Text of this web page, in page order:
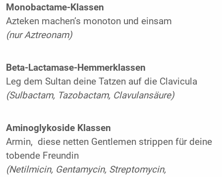
Monobactame-Klassen
Azteken machen’s monoton und einsam
(nur Aztreonam)
Beta-Lactamase-Hemmerklassen
Leg dem Sultan deine Tatzen auf die Clavicula
(Sulbactam, Tazobactam, Clavulansäure)
Aminoglykoside Klassen
Armin, diese netten Gentlemen strippen für deine
tobende Freundin
(Netilmicin, Gentamycin, Streptomycin,